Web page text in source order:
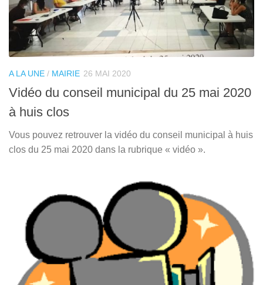
A LA UNE / MAIRIE 26 MAI 2020
Vidéo du conseil municipal du 25 mai 2020
à huis clos
Vous pouvez retrouver la vidéo du conseil municipal à huis
clos du 25 mai 2020 dans la rubrique « vidéo ».